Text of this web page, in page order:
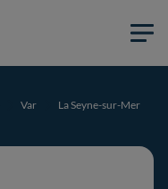
Var
La Seyne-sur-Mer